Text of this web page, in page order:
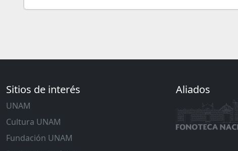
Sitios de interés
UNAM
Cultura UNAM
Fundación UNAM
Aliados